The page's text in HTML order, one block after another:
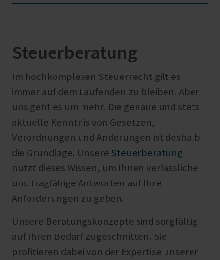
Steuerberatung
Im hochkomplexen Steuerrecht gilt es
immer auf dem Laufenden zu bleiben. Aber
uns geht es um mehr. Die genaue und stets
aktuelle Kenntnis von Gesetzen,
Verordnungen und Änderungen ist deshalb
die Grundlage. Unsere Steuerberatung
nutzt dieses Wissen, um Ihnen verlässliche
und tragfähige Antworten auf Ihre
Anforderungen zu geben.
Unsere Beratungskonzepte sind sorgfältig
auf Ihren Bedarf zugeschnitten. Sie
profitieren dabei von der Expertise unserer